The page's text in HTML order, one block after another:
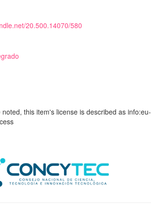
20.500.14070/580
this item's license is described as info:eu-